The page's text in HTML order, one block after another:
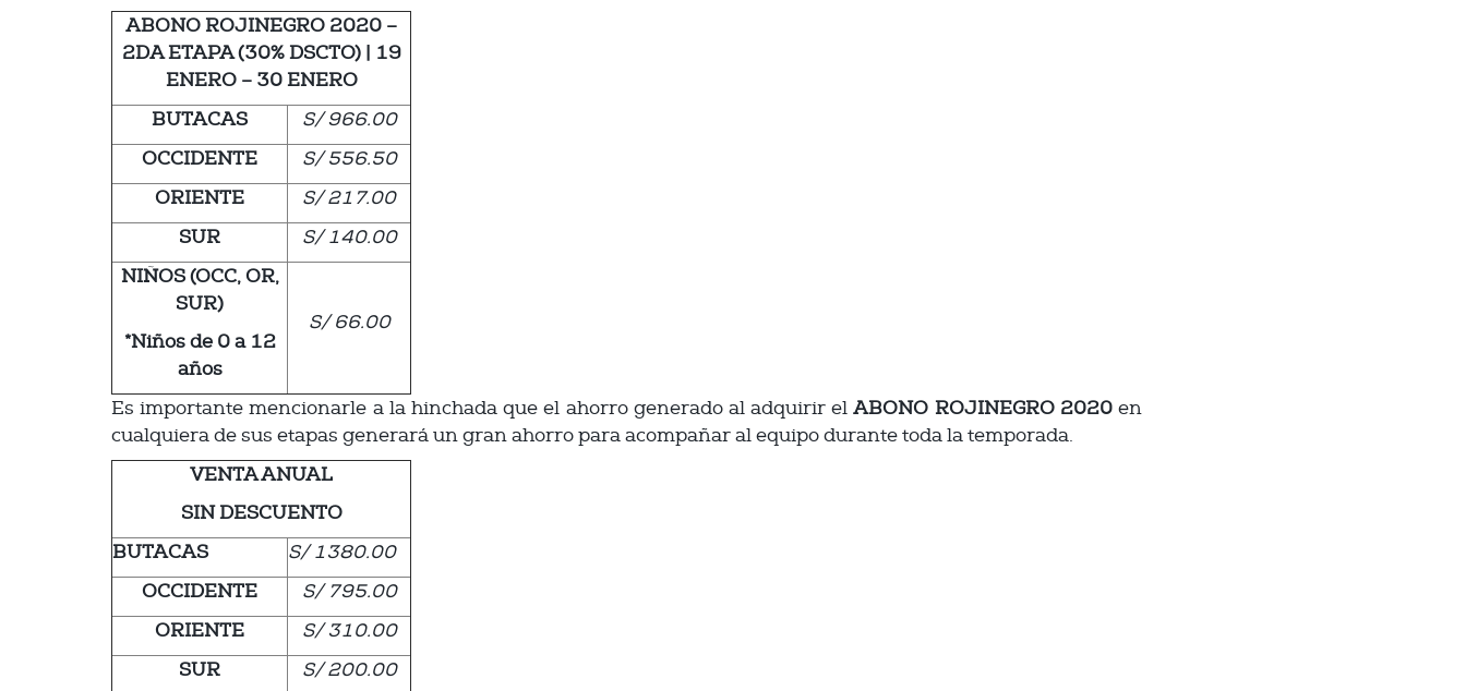
ABONO ROJINEGRO 2020 –
2DA ETAPA (30% DSCTO) | 19
ENERO – 30 ENERO
BUTACAS
S/ 966.00
OCCIDENTE
S/ 556.50
ORIENTE
S/ 217.00
SUR
S/ 140.00
NIÑOS (OCC, OR,
SUR)
*Niños de 0 a 12
años
S/ 66.00
Es importante mencionarle a la hinchada que el ahorro generado al adquirir elABONO ROJINEGRO 2020 en
cualquiera de sus etapas generará un gran ahorro para acompañar al equipo durante toda la temporada.
VENTA ANUAL
SIN DESCUENTO
BUTACAS
S/ 1380.00
OCCIDENTE
S/ 795.00
ORIENTE
S/ 310.00
SUR
S/ 200.00